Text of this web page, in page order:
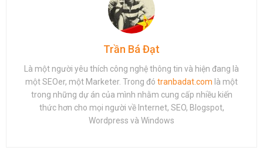
Trần Bá Đạt
Là một người yêu thích công nghệ thông tin và hiện đang là
một SEOer, một Marketer. Trong đó tranbadat.com là một
trong những dự án của mình nhằm cung cấp nhiều kiến
thức hơn cho mọi người về Internet, SEO, Blogspot,
Wordpress và Windows